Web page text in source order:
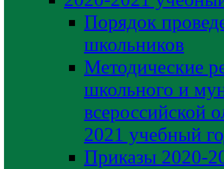
Порядок
школьников
Методические
школьного и
всероссийской
2021 учебный
Приказы 2020-